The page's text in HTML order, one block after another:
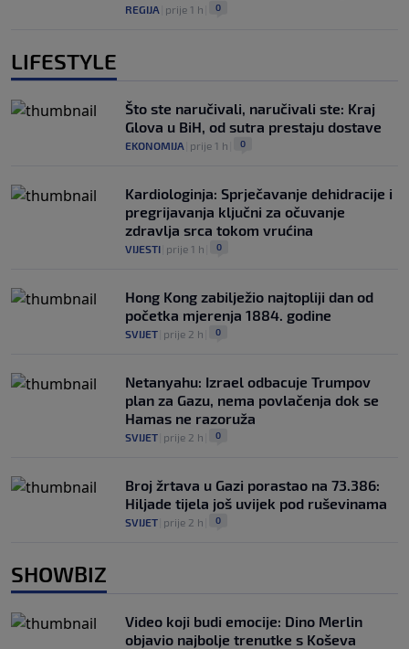
REGIJA prije 1 h 0
LIFESTYLE
Što ste naručivali, naručivali ste: Kraj
Glova u BiH, od sutra prestaju dostave
EKONOMIJA prije 1 h 0
Kardiologinja: Sprječavanje dehidracije i
pregrijavanja ključni za očuvanje
zdravlja srca tokom vrućina
VIJESTI prije 1 h 0
Hong Kong zabilježio najtopliji dan od
početka mjerenja 1884. godine
SVIJET prije 2 h 0
Netanyahu: Izrael odbacuje Trumpov
plan za Gazu, nema povlačenja dok se
Hamas ne razoruža
SVIJET prije 2 h 0
Broj žrtava u Gazi porastao na 73.386:
Hiljade tijela još uvijek pod ruševinama
SVIJET prije 2 h 0
SHOWBIZ
Video koji budi emocije: Dino Merlin
objavio najbolje trenutke s Koševa